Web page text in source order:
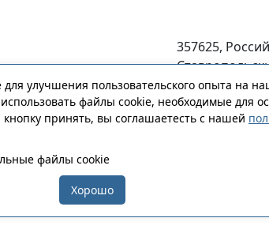
улучшения пользовательского опыта на
файлы cookie, необходимые для
принять, вы соглашаетесть с нашей
файлы cookie
Хорошо
357625,
г. Ессентуки,
123
медицинский университет